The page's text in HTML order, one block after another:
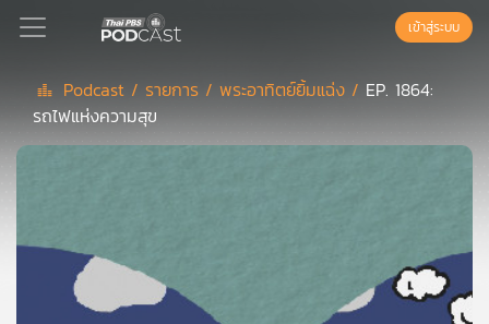
Podcast
ลิ
เข้าสู่ระบบ
Podcast / รายการ /พระอาทิตย์ยิ้มแฉ่ง / EP. 1864:
รถไฟแห่งความสุข